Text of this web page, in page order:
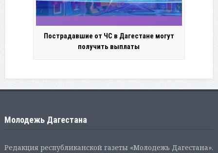
Пострадавшие от ЧС в Дагестане могут
получить выплаты
Молодежь Дагестана
Редакция республиканской газеты «Молодежь Дагестана».